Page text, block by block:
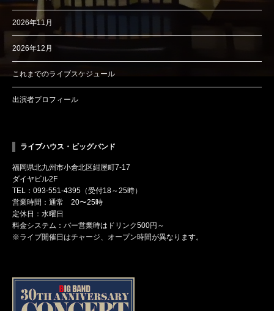
2026年11月
2026年12月
これまでのライブスケジュール
出演者プロフィール
ライブハウス・ビッグバンド
福岡県北九州市小倉北区紺屋町7-17
ダイヤビル2F
TEL：093-551-4395（受付18～25時）
営業時間：通常 20〜25時
定休日：水曜日
料金システム：バー営業時はドリンク500円～
※ライブ開催日はチャージ、オープン時間が異なります。